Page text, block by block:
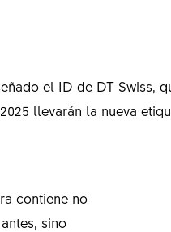
el ID de DT Swiss,
llevarán la nueva
contiene no
sino